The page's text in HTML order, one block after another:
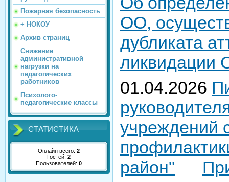
Пожарная безопасность
+ НОКОУ
Архив страниц
Снижение
административной
нагрузки на
педагогических
работников
Психолого-
педагогические классы
СТАТИСТИКА
Онлайн всего: 2
Гостей: 2
Пользователей: 0
ОО,
дубликата
ликвидации
01.04.2026
учреждений
район"